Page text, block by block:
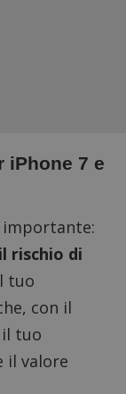
iPhone 7 e
rischio di
tuo
con il
tuo
il valore